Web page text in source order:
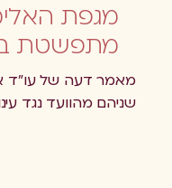
מגפת
מתפשטת
מאמר דעה של עו"ד
שניהם מהוועד נגד